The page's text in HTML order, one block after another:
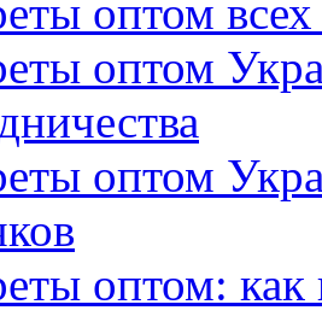
оптом
оптом
оптом
оптом: